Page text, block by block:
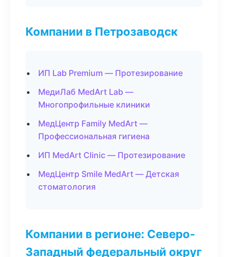
Компании в Петрозаводск
ИП Lab Premium — Протезирование
МедиЛаб MedArt Lab —
Многопрофильные клиники
МедЦентр Family MedArt —
Профессиональная гигиена
ИП MedArt Clinic — Протезирование
МедЦентр Smile MedArt — Детская
стоматология
Компании в регионе: Северо-
Западный федеральный округ